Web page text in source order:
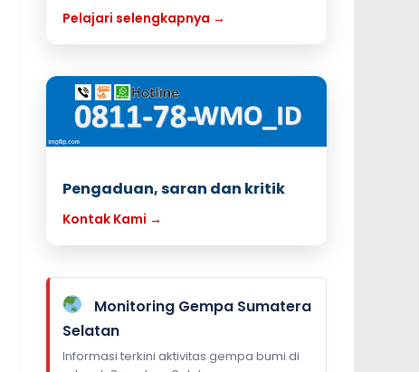
Pelajari selengkapnya →
Pengaduan, saran dan kritik
Kontak Kami →
Monitoring Gempa Sumatera
Selatan
Informasi terkini aktivitas gempa bumi di